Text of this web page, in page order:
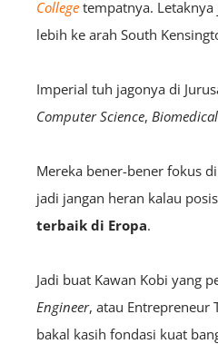
College tempatnya.
lebih ke arah South
Imperial tuh jagonya di
Computer Science, Biomedical
Mereka bener-bener fokus di
jadi jangan heran kalau
terbaik di Eropa.
Jadi buat Kawan Kobi yang
Engineer, atau Entrepreneur
bakal kasih fondasi kuat